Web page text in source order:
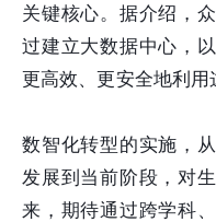
关键核心。据介绍，
过建立大数据中心，
更高效、更安全地利用
数智化转型的实施，
发展到当前阶段，对
来，期待通过跨学科